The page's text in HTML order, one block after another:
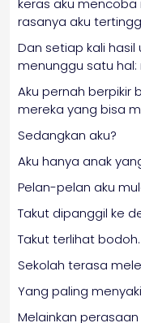
keras aku
rasanya aku
Dan setiap kali
menunggu satu
Aku pernah berpikir
mereka yang bisa
Sedangkan aku?
Aku hanya anak
Pelan-pelan aku
Takut dipanggil ke
Takut terlihat bodoh.
Sekolah terasa
Yang paling
Melainkan